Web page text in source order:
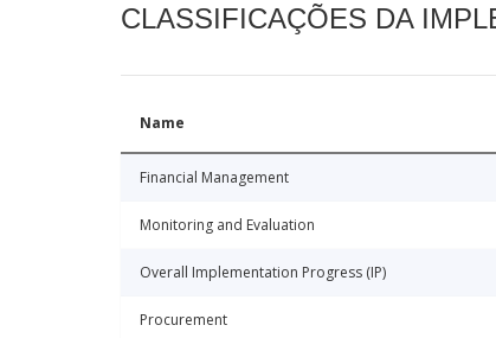
CLASSIFICAÇÕES DA
Name
Financial Management
Monitoring and Evaluation
Overall Implementation Progress (IP)
Procurement